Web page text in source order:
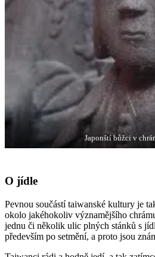
Japonští bůžci v
O jídle
Pevnou součástí taiwanské kultury je
okolo jakéhokoliv významějšího
jednu či několik ulic plných stánků s
především po setmění, a proto jsou